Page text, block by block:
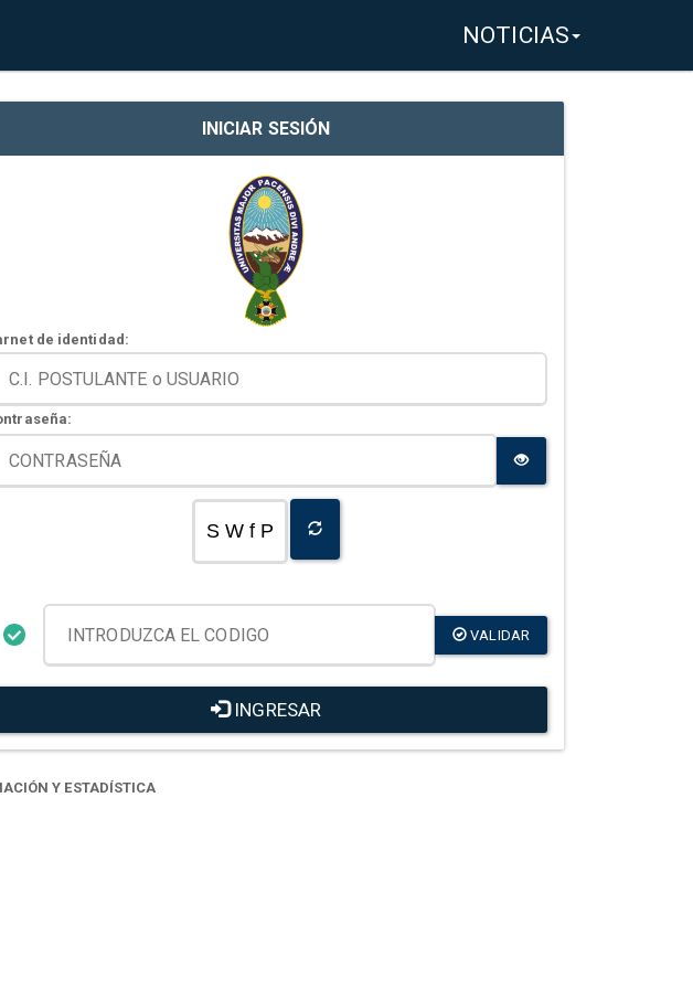
NOTICIAS
INICIAR SESIÓN
de identidad:
S W f P
VALIDAR
INGRESAR
Y ESTADÍSTICA